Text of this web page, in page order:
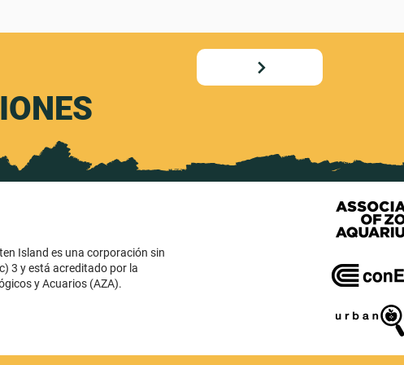
Island es una corporación sin
3 y está acreditado por la
y Acuarios (AZA).